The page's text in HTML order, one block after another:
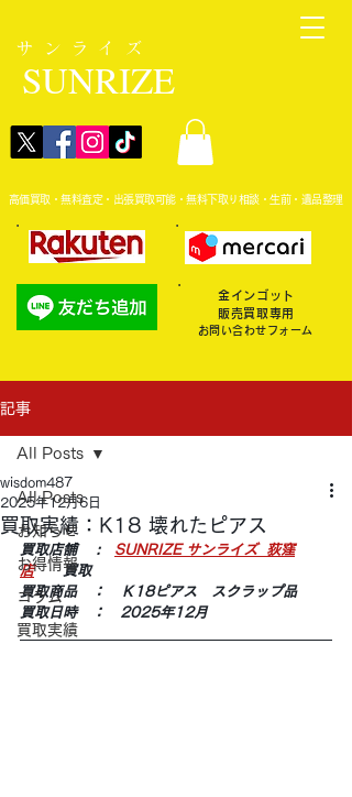
サンライズ
SUNRIZE
高価買取・無料査定・出張買取可能・無料下取り相談・生前・遺品整理
金インゴット
販売買取専用
お問い合わせフォーム
記事
All Posts
お知らせ
お得情報
コラム
買取実績
All Posts
買取実績：K18 壊れたピアス
wisdom487
2025年12月6日
買取店舗 　: SUNRIZE サンライズ  荻窪
店 買取
買取商品　：　Ｋ18ピアス　スクラップ品
買取日時　：　2025年12月